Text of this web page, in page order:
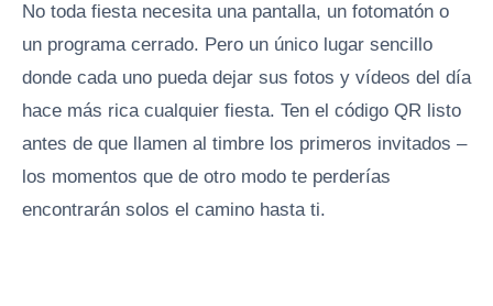
No toda fiesta necesita una pantalla, un fotomatón o
un programa cerrado. Pero un único lugar sencillo
donde cada uno pueda dejar sus fotos y vídeos del día
hace más rica cualquier fiesta. Ten el código QR listo
antes de que llamen al timbre los primeros invitados –
los momentos que de otro modo te perderías
encontrarán solos el camino hasta ti.